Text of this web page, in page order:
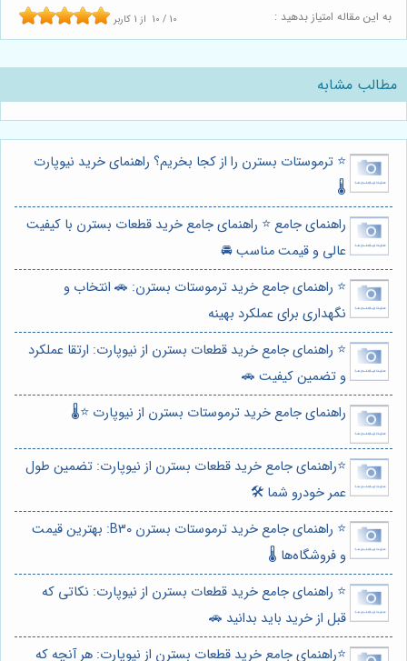
به این مقاله امتیاز بدهید : 10 / 10 از 1 کاربر
مطالب مشابه
⭐️ ترموستات بسترن را از کجا بخریم؟ راهنمای خرید نیوپارت
🌡️
راهنمای جامع ⭐️ راهنمای جامع خرید قطعات بسترن با کیفیت
عالی و قیمت مناسب 🚘
⭐️ راهنمای جامع خرید ترموستات بسترن: 🚗 انتخاب و
نگهداری برای عملکرد بهینه
⭐️ راهنمای جامع خرید قطعات بسترن از نیوپارت: ارتقا عملکرد
و تضمین کیفیت 🚗
راهنمای جامع خرید ترموستات بسترن از نیوپارت ⭐️🌡️
⭐️راهنمای جامع خرید قطعات بسترن از نیوپارت: تضمین طول
عمر خودرو شما 🛠️
⭐️ راهنمای جامع خرید ترموستات بسترن B30: بهترین قیمت
و فروشگاه‌ها 🌡️
⭐️ راهنمای جامع خرید قطعات بسترن از نیوپارت: نکاتی که
قبل از خرید باید بدانید 🚗
⭐️راهنمای جامع خرید قطعات بسترن از نیوپارت: هر آنچه که